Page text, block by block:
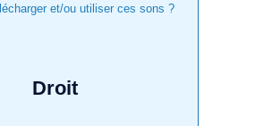
et/ou utiliser ces sons ?
Droit